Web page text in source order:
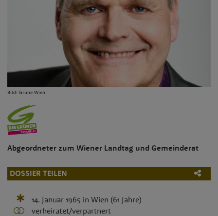
Bild: Grüne Wien
Abgeordneter zum Wiener Landtag und Gemeinderat
DOSSIER TEILEN
14. Januar 1965 in Wien (61 Jahre)
verheiratet/verpartnert